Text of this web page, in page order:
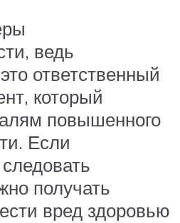
ведь
ответственный
который
повышенного
Если
получать
вред здоровью